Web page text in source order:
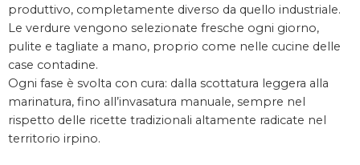
produttivo, completamente diverso da quello industriale.
Le verdure vengono selezionate fresche ogni giorno,
pulite e tagliate a mano, proprio come nelle cucine delle
case contadine.
Ogni fase è svolta con cura: dalla scottatura leggera alla
marinatura, fino all’invasatura manuale, sempre nel
rispetto delle ricette tradizionali altamente radicate nel
territorio irpino.